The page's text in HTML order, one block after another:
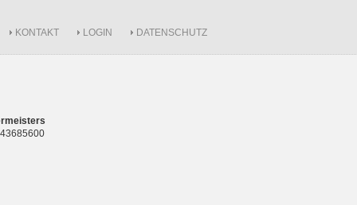
KONTAKT LOGIN DATENSCHUTZ